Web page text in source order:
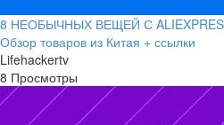
8 НЕОБЫЧНЫХ ВЕЩЕЙ С
Обзор товаров из Китая + ссылки
Lifehackertv
8 Просмотры